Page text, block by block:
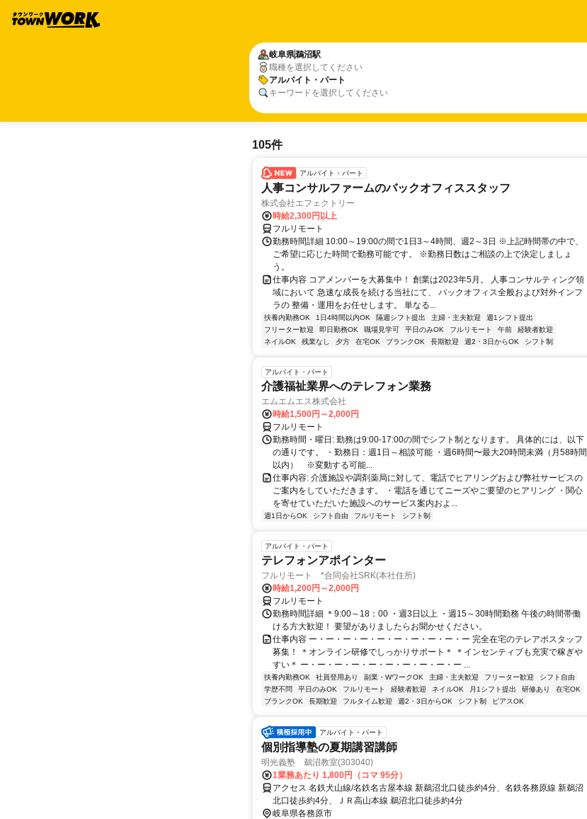
岐阜県鵜沼駅
職種を選択してください
アルバイト・パート
キーワードを選択してください
105件
アルバイト・パート
人事コンサルファームのバックオフィススタッフ
株式会社エフェクトリー
時給2,300円以上
フルリモート
勤務時間詳細 10:00～19:00の間で1日3～4時間、週2～3日 ※上記時間帯の中で、
ご希望に応じた時間で勤務可能です。 ※勤務日数はご相談の上で決定しましょ
う。
仕事内容 コアメンバーを大募集中！ 創業は2023年5月。 人事コンサルティング領
域において 急速な成長を続ける当社にて、 バックオフィス全般および対外インフ
ラの 整備・運用をお任せします。 単なる...
扶養内勤務OK 1日4時間以内OK 隔週シフト提出 主婦・主夫歓迎
週1シフト提出
フリーター歓迎
即日勤務OK 職場見学可 平日のみOK フルリモート 午前
経験者歓迎
ネイルOK
残業なし 夕方 在宅OK ブランクOK 長期歓迎 週2・3日からOK シフト制
アルバイト・パート
介護福祉業界へのテレフォン業務
エムエムエス株式会社
時給1,500円～2,000円
フルリモート
勤務時間・曜日: 勤務は9:00-17:00の間でシフト制となります。 具体的には、以下
の通りです。 ・勤務日：週1日～相談可能 ・週6時間〜最大20時間未満（月58時間
以内） ※変動する可能...
仕事内容: 介護施設や調剤薬局に対して、電話でヒアリングおよび弊社サービスの
ご案内をしていただきます。 ・電話を通じてニーズやご要望のヒアリング ・関心
を寄せていただいた施設へのサービス案内およ...
週1日からOK シフト自由 フルリモート シフト制
アルバイト・パート
テレフォンアポインター
フルリモート *合同会社SRK(本社住所)
時給1,200円～2,000円
フルリモート
勤務時間詳細 ＊9:00～18：00 ・週3日以上 ・週15～30時間勤務 午後の時間帯働
ける方大歓迎！ 要望がありましたらお聞かせください。
仕事内容 ー・ー・ー・ー・ー・ー・ー・ー・ー・ー 完全在宅のテレアポスタッフ
募集！ ＊オンライン研修でしっかりサポート＊ ＊インセンティブも充実で稼ぎや
すい＊ ー・ー・ー・ー・ー・ー・ー・ー・ー・ー ...
扶養内勤務OK 社員登用あり 副業・WワークOK 主婦・主夫歓迎 フリーター歓迎
シフト自由
学歴不問
平日のみOK フルリモート 経験者歓迎 ネイルOK 月1シフト提出 研修あり
在宅OK
ブランクOK
長期歓迎 フルタイム歓迎 週2・3日からOK シフト制 ピアスOK
アルバイト・パート
個別指導塾の夏期講習講師
明光義塾 鵜沼教室(303040)
1業務あたり 1,800円（コマ 95分）
アクセス 名鉄犬山線/名鉄名古屋本線 新鵜沼北口徒歩約4分、名鉄各務原線 新鵜沼
北口徒歩約4分、ＪＲ高山本線 鵜沼北口徒歩約4分
岐阜県各務原市